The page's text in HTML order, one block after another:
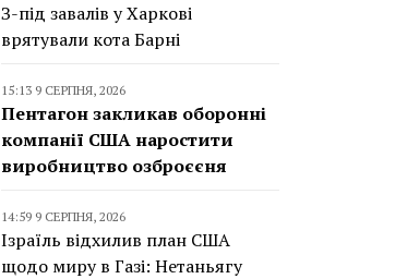
З-під завалів у Харкові
врятували кота Барні
15:13 9 СЕРПНЯ, 2026
Пентагон закликав оборонні
компанії США наростити
виробництво озброєєня
14:59 9 СЕРПНЯ, 2026
Ізраїль відхилив план США
щодо миру в Газі: Нетаньягу